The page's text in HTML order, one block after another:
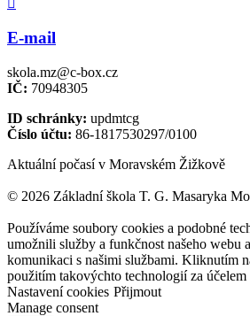
E-mail
skola.mz@c-box.cz
IČ: 70948305
ID schránky: updmtcg
Číslo účtu: 86-1817530297/0100
Aktuální počasí v Moravském Žižkově
© 2026 Základní škola T. G. Masaryka
Používáme soubory cookies a podobné
umožnili služby a funkčnost našeho webu
komunikaci s našimi službami. Kliknutím
použitím takovýchto technologií za
Nastavení cookies Přijmout
Manage consent